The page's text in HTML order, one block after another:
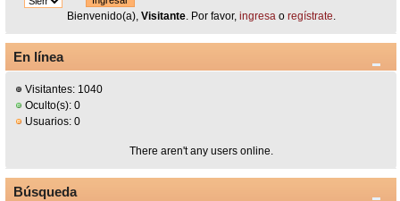
Bienvenido(a), Visitante. Por favor, ingresao regístrate.
En línea
Visitantes: 1040
Oculto(s): 0
Usuarios: 0
There aren't any users online.
Búsqueda